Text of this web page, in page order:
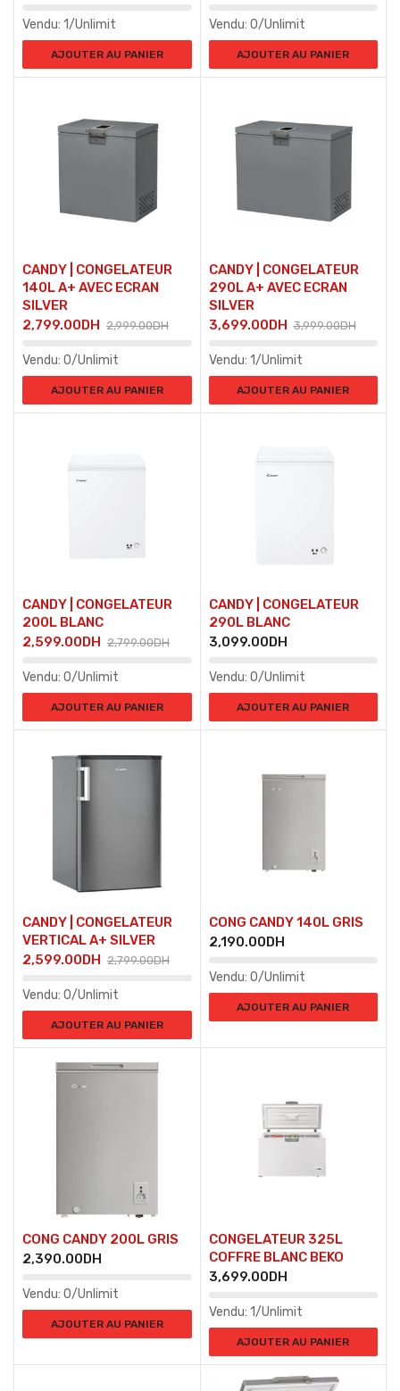
Vendu: 1/Unlimit
AJOUTER AU PANIER
Vendu: 0/Unlimit
AJOUTER AU PANIER
CANDY | CONGELATEUR
140L A+ AVEC ECRAN
SILVER
2,999.00DH
2,799.00DH
Vendu: 0/Unlimit
AJOUTER AU PANIER
CANDY | CONGELATEUR
290L A+ AVEC ECRAN
SILVER
3,999.00DH
3,699.00DH
Vendu: 1/Unlimit
AJOUTER AU PANIER
CANDY | CONGELATEUR
200L BLANC
2,799.00DH
2,599.00DH
Vendu: 0/Unlimit
AJOUTER AU PANIER
CANDY | CONGELATEUR
290L BLANC
3,099.00DH
Vendu: 0/Unlimit
AJOUTER AU PANIER
CANDY | CONGELATEUR
VERTICAL A+ SILVER
2,799.00DH
2,599.00DH
Vendu: 0/Unlimit
AJOUTER AU PANIER
CONG CANDY 140L GRIS
2,190.00DH
Vendu: 0/Unlimit
AJOUTER AU PANIER
CONG CANDY 200L GRIS
2,390.00DH
Vendu: 0/Unlimit
AJOUTER AU PANIER
CONGELATEUR 325L
COFFRE BLANC BEKO
3,699.00DH
Vendu: 1/Unlimit
AJOUTER AU PANIER